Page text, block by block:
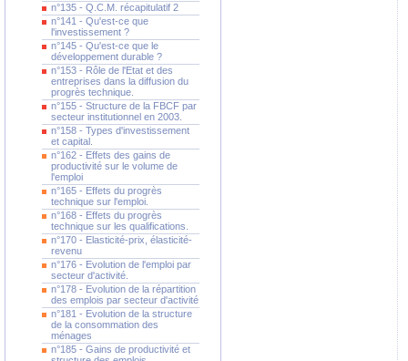
n°135 - Q.C.M. récapitulatif 2
n°141 - Qu'est-ce que
l'investissement ?
n°145 - Qu'est-ce que le
développement durable ?
n°153 - Rôle de l'Etat et des
entreprises dans la diffusion du
progrès technique.
n°155 - Structure de la FBCF par
secteur institutionnel en 2003.
n°158 - Types d'investissement
et capital.
n°162 - Effets des gains de
productivité sur le volume de
l'emploi
n°165 - Effets du progrès
technique sur l'emploi.
n°168 - Effets du progrès
technique sur les qualifications.
n°170 - Elasticité-prix, élasticité-
revenu
n°176 - Evolution de l'emploi par
secteur d'activité.
n°178 - Evolution de la répartition
des emplois par secteur d'activité
n°181 - Evolution de la structure
de la consommation des
ménages
n°185 - Gains de productivité et